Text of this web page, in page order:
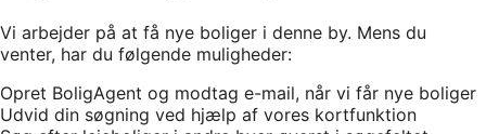
Vi arbejder på at få nye boliger i denne by. Mens du
venter, har du følgende muligheder:
Opret BoligAgent og modtag e-mail, når vi får nye boliger
Udvid din søgning ved hjælp af vores kortfunktion